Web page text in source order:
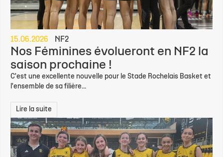
15.06.2026 NF2
Nos Féminines évolueront en NF2 la
saison prochaine !
C'est une excellente nouvelle pour le Stade Rochelais Basket et
l'ensemble de sa filière...
Lire la suite